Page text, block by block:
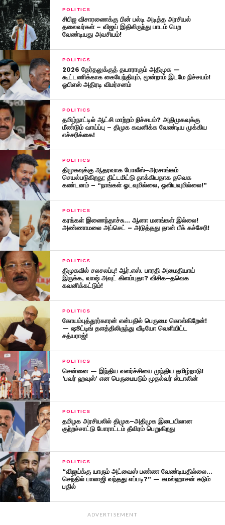
POLITICS
சிபிஐ விசாரணைக்கு பின் பல்டி அடித்த அரசியல்
தலைவர்கள் – விஜய் இதிலிருந்து பாடம் பெற
வேண்டியது அவசியம்!
POLITICS
2026 தேர்தலுக்குத் தயாராகும் அதிமுக —
கூட்டணிக்காக கையேந்தியும், மூன்றாம் இடமே நிச்சயம்!
ஓபிஎஸ் அதிரடி விமர்சனம்
POLITICS
தமிழ்நாட்டில் ஆட்சி மாற்றம் நிச்சயம்? அதிமுகவுக்கு
மீண்டும் வாய்ப்பு – திமுக கவனிக்க வேண்டிய முக்கிய
எச்சரிக்கை!
POLITICS
திமுகவுக்கு ஆதரவாக போலீஸ்–அரசாங்கம்
செயல்படுகிறது; திட்டமிட்டு தாக்கியதாக தவெக
கண்டனம் – “நாங்கள் ஓடவுமில்லை, ஒளியவுமில்லை!”
POLITICS
கரங்கள் இணைந்தாச்சு… ஆனா மனங்கள் இல்லை!
அண்ணாமலை அப்செட் – அடுத்தது தான் பீக் கச்சேரி!
POLITICS
திமுகவில் சலசலப்பு! ஆர்.எஸ். பாரதி அமைதியாய்
இருக்க, வாஷ் அவுட் கிளம்புதா? விசிக–தவெக
கவனிக்கட்டும்!
POLITICS
கோயம்புத்தூர்காரன் என்பதில் பெருமை கொள்கிறேன்!
— ஷூட்டிங் தளத்திலிருந்து வீடியோ வெளியிட்ட
சத்யராஜ்!
POLITICS
சென்னை — இந்திய வளர்ச்சியை முந்திய தமிழ்நாடு!
‘பவர் ஹவுஸ்’ என பெருமைபடும் முதல்வர் ஸ்டாலின்
POLITICS
தமிழக அரசியலில் திமுக–அதிமுக இடையிலான
குற்றச்சாட்டு போராட்டம் தீவிரம் பெறுகிறது
POLITICS
“விஜய்க்கு யாரும் அட்வைஸ் பண்ண வேண்டியதில்லை…
செந்தில் பாலாஜி வந்தது எப்படி?” — கமல்ஹாசன் கடும்
பதில்
ADVERTISEMENT